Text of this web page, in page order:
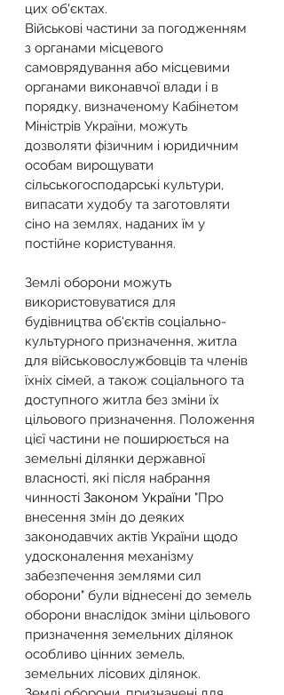
цих об'єктах.
Військові частини за погодженням
з органами місцевого
самоврядування або місцевими
органами виконавчої влади і в
порядку, визначеному Кабінетом
Міністрів України, можуть
дозволяти фізичним і юридичним
особам вирощувати
сільськогосподарські культури,
випасати худобу та заготовляти
сіно на землях, наданих їм у
постійне користування.
Землі оборони можуть
використовуватися для
будівництва об'єктів соціально-
культурного призначення, житла
для військовослужбовців та членів
їхніх сімей, а також соціального та
доступного житла без зміни їх
цільового призначення. Положення
цієї частини не поширюється на
земельні ділянки державної
власності, які після набрання
чинності Законом України "Про
внесення змін до деяких
законодавчих актів України щодо
удосконалення механізму
забезпечення землями сил
оборони" були віднесені до земель
оборони внаслідок зміни цільового
призначення земельних ділянок
особливо цінних земель,
земельних лісових ділянок.